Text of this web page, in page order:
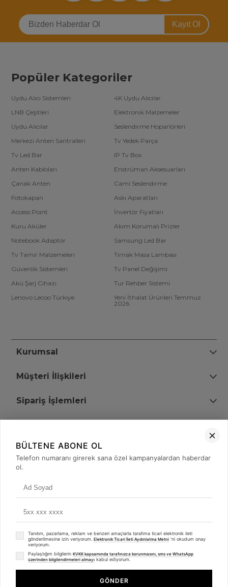
Kayıt Ol
Popüler Kategoriler
Uydu Alıcı Sistemleri
4K Uydu Alıcılar
LNB Çeşitleri
Elektronik Malzemeler
Uydu Alıcılar
Seslendirme Hoparlörleri
Merkezi Anten Santralleri
Tv Yedek Parça
Tv Led Bar
IP Tv Box
Anten Kabloları
Enstrüman Aksesuarları
Çanak Anten
Cami Seslendirme
Fotokapan
Askı Aparatları
Access Point
İnvertör Fiyatları
Kuru Aküler
Akım Korumalı Prizler
Notebook Adaptör
Samsung Led Bar
Tv Tamir Malzemeleri
Tırnak Masa Lambası
Güvenlik Sistemleri
Tv Panel Değişimi
Akü Şarj Cihazı
Tur Rehber Sistemi
Lenovo Lecoo Türkiye
Yeni İthalat Ürünleri Temmuz
2026
Kurumsal
Müşteri İlişkileri
Sipariş İşlemleri
+90 (850) 473 08 08
© 2008 - 2026merterelektronik.com
- Tüm Hakları Saklıdır. Kredi kartı bilgileriniz 256bit SSL sertifikası ile
Whatsapp
BÜLTENE ABONE OL
Telefon numaranı girerek sana özel kampanyalardan haberdar
ol.
Tanıtım, pazarlama, reklam ve benzeri amaçlarla tarafıma ticari elektronik ileti
gönderilmesine izin veriyorum. Elektronik Ticari İleti Aydınlatma Metni 'ni okudum onay
veriyorum.
Paylaştığım bilgilerin KVKK kapsamında tarafınızca korunmasını, sms ve WhatsApp
üzerinden bilgilendirmeleri almayı kabul ediyorum.
GÖNDER